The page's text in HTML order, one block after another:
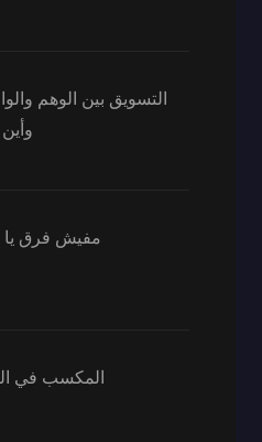
التسويق بين الوهم
وأين
مفيش فرق
المكسب في